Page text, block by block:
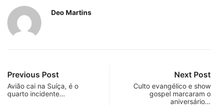
Deo Martins
Previous Post
Avião cai na Suíça, é o
quarto incidente…
Next Post
Culto evangélico e show
gospel marcaram o
aniversário…